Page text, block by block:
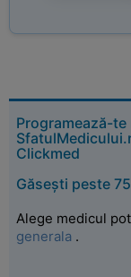
Programează-
Clickmed
Găsești peste
Alege medicul
generala .